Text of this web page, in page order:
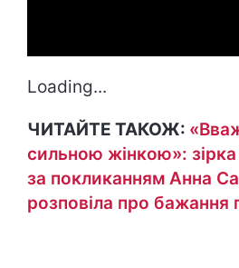
Loading...
ЧИТАЙТЕ ТАКОЖ:
сильною жінкою»: зірка
за покликанням Анна
розповіла про бажання